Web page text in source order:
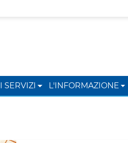
I SERVIZI L'INFORMAZIONE